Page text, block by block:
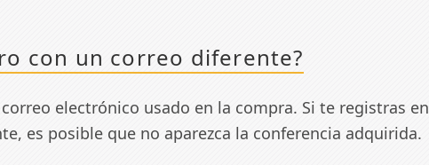
con un correo diferente?
electrónico usado en la compra. Si te registras en
es posible que no aparezca la conferencia adquirida.